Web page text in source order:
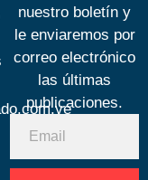
nuestro boletín y
le enviaremos por
correo electrónico
las últimas
publicaciones.